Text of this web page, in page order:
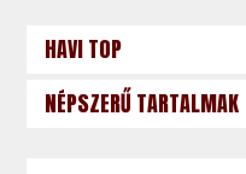
HAVI TOP
NÉPSZERŰ TARTALMAK